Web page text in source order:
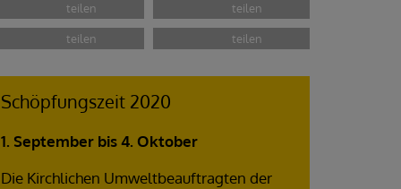
Schöpfungszeit 2020
1. September bis 4. Oktober
Die Kirchlichen Umweltbeauftragten der